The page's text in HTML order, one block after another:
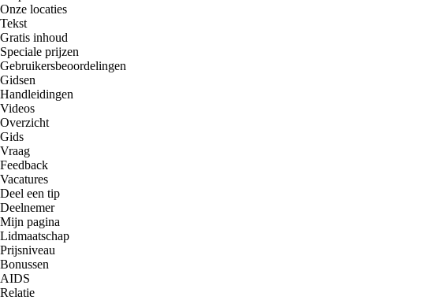
Onze locaties
Tekst
Gratis inhoud
Speciale prijzen
Gebruikersbeoordelingen
Gidsen
Handleidingen
Videos
Overzicht
Gids
Vraag
Feedback
Vacatures
Deel een tip
Deelnemer
Mijn pagina
Lidmaatschap
Prijsniveau
Bonussen
AIDS
Relatie